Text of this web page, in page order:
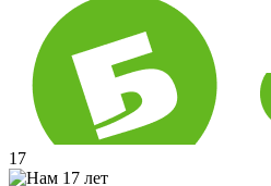
17